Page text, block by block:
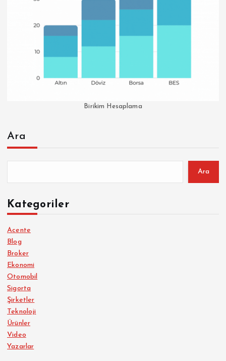
Birikim Hesaplama
Ara
Ara
Kategoriler
Acente
Blog
Broker
Ekonomi
Otomobil
Sigorta
Şirketler
Teknoloji
Ürünler
Video
Yazarlar